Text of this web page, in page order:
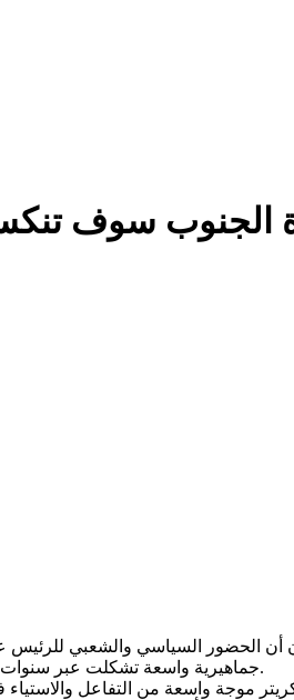
الجنوب سوف
أن الحضور السياسي والشعبي للرئيس
جماهيرية واسعة تشكلت عبر سنوات من النضال والتضحيات التي قدمها أبناء الجنوب دفاعاً عن هويتهم الوطنية وقضيتهم السياسية.
موجة واسعة من التفاعل